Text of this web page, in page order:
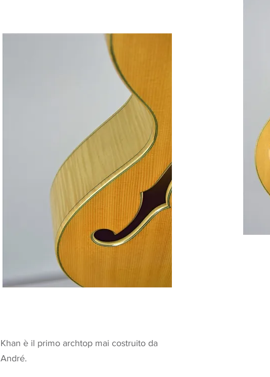
Khan è il primo archtop mai costruito da
André.